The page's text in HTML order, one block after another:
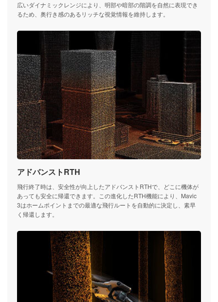
広いダイナミックレンジにより、明部や暗部の階調を自然に表現でき
るため、奥行き感のあるリッチな視覚情報を維持します。
アドバンストRTH
飛行終了時は、安全性が向上したアドバンストRTHで、どこに機体が
あっても安全に帰還できます。この進化したRTH機能により、Mavic
3はホームポイントまでの最適な飛行ルートを自動的に決定し、素早
く帰還します。